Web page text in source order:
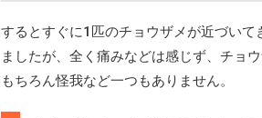
するとすぐに1匹のチョウザメが近づい
ましたが、全く痛みなどは感じず、チョ
もちろん怪我など一つもありません。